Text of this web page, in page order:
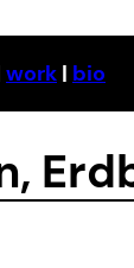
work | bio